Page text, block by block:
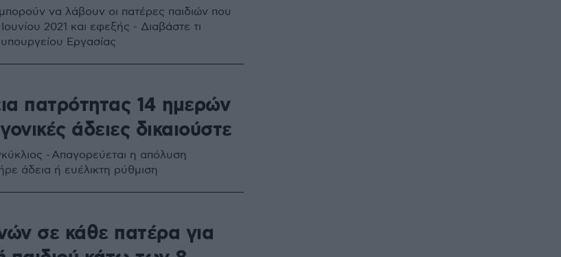
να λάβουν οι πατέρες παιδιών που
2021 και εφεξής - Διαβάστε τι
Εργασίας
πατρότητας 14 ημερών
άδειες δικαιούστε
- Απαγορεύεται η απόλυση
άδεια ή ευέλικτη ρύθμιση
σε κάθε πατέρα για